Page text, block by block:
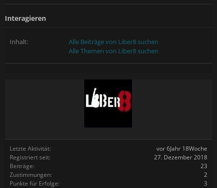
Letzte Aktivität:
vor 6Jahr 18Woche
Registriert seit:
27. Dezember 2018
Beiträge:
23
Zustimmungen:
2
Punkte für Erfolge:
3
Interagieren
Inhalt:
Alle Beiträge von Liber8 suchen
Alle Themen von Liber8 suchen